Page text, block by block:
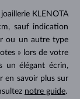
KLENOTA
sauf indication
ou un autre type
» lors de votre
un élégant écrin,
en savoir plus sur
notre guide.